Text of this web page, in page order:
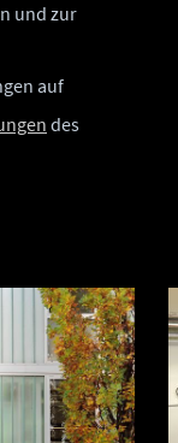
und zur
auf
des